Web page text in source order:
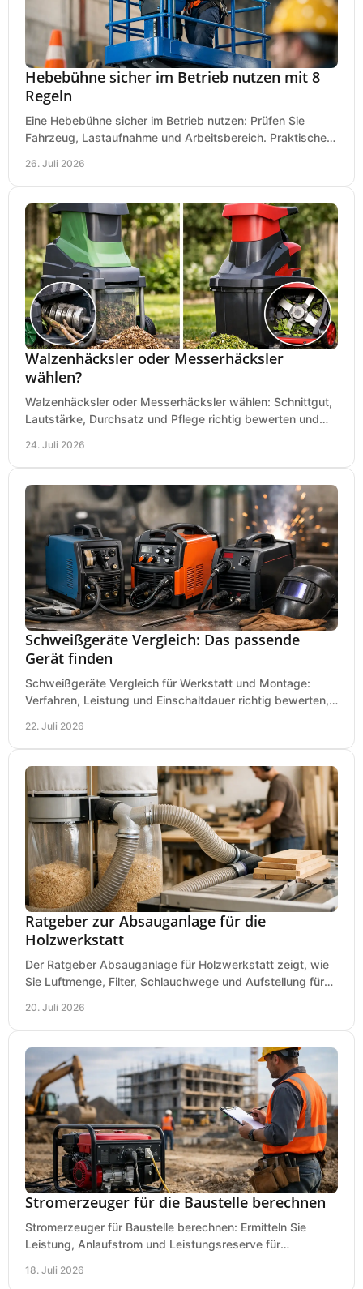
Hebebühne sicher im Betrieb nutzen mit 8
Regeln
Eine Hebebühne sicher im Betrieb nutzen: Prüfen Sie
Fahrzeug, Lastaufnahme und Arbeitsbereich. Praktische
26. Juli 2026
Walzenhäcksler oder Messerhäcksler
wählen?
Walzenhäcksler oder Messerhäcksler wählen: Schnittgut,
Lautstärke, Durchsatz und Pflege richtig bewerten und
24. Juli 2026
Schweißgeräte Vergleich: Das passende
Gerät finden
Schweißgeräte Vergleich für Werkstatt und Montage:
Verfahren, Leistung und Einschaltdauer richtig bewerten,
22. Juli 2026
Ratgeber zur Absauganlage für die
Holzwerkstatt
Der Ratgeber Absauganlage für Holzwerkstatt zeigt, wie
Sie Luftmenge, Filter, Schlauchwege und Aufstellung für
20. Juli 2026
Stromerzeuger für die Baustelle berechnen
Stromerzeuger für Baustelle berechnen: Ermitteln Sie
Leistung, Anlaufstrom und Leistungsreserve für
18. Juli 2026